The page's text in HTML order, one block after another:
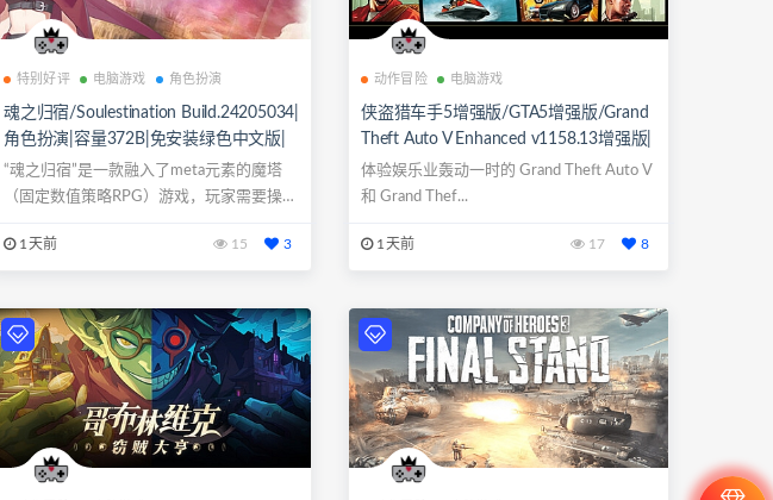
特别好评 电脑游戏 角色扮演
魂之归宿/Soulestination Build.24205034|
角色扮演|容量372B|免安装绿色中文版|
支持键盘.鼠标
“魂之归宿”是一款融入了meta元素的魔塔
（固定数值策略RPG）游戏，玩家需要操控
1天前 15 3
动作冒险 电脑游戏
侠盗猎车手5增强版/GTA5增强版/Grand
Theft Auto V Enhanced v1158.13增强版|
动作冒险|容量98.5GB|免安装绿色中文
版|支持键盘.鼠标.手柄
体验娱乐业轰动一时的 Grand Theft Auto V
和 Grand Thef...
1天前 17 8